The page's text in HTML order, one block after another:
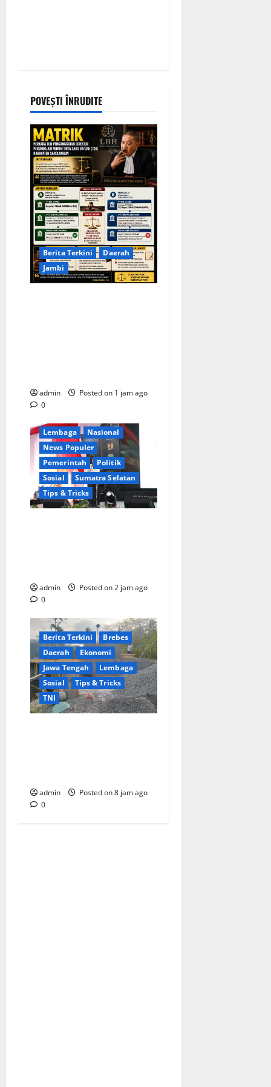
POVEȘTI ÎNRUDITE
Berita Terkini
Daerah
Jambi
admin
Posted on 1 jam ago
0
Berita Terkini
Ekonomi
Lembaga
Nasional
News Populer
Pemerintah
Politik
Sosial
Sumatra Selatan
Tips & Tricks
admin
Posted on 2 jam ago
0
Berita Terkini
Brebes
Daerah
Ekonomi
Jawa Tengah
Lembaga
Sosial
Tips & Tricks
TNI
admin
Posted on 8 jam ago
0